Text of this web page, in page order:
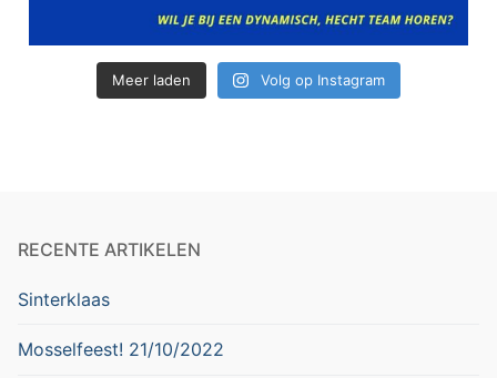
Meer laden Volg op Instagram
RECENTE ARTIKELEN
Sinterklaas
Mosselfeest! 21/10/2022